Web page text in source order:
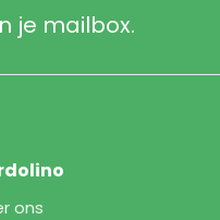
je mailbox.
ons